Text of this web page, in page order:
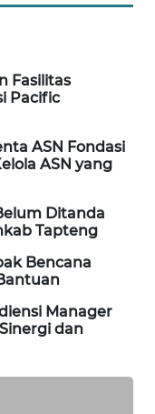
Fasilitas
Pacific
ASN Fondasi
ASN yang
Ditanda
Tapteng
Bencana
Manager
dan